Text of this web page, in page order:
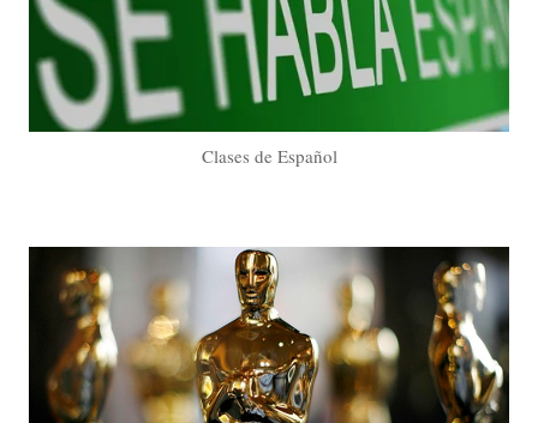
Clases de Español